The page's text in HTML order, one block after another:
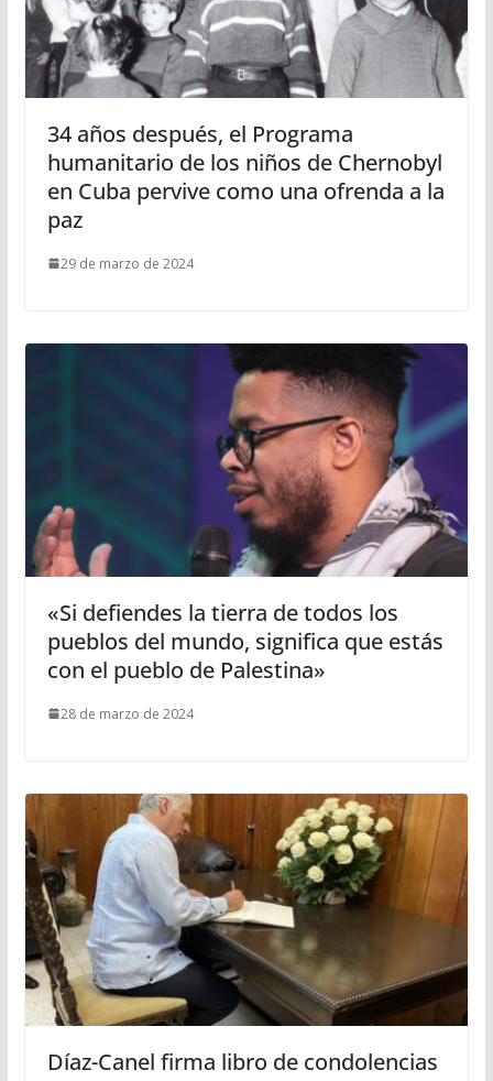
34 años después, el Programa
humanitario de los niños de Chernobyl
en Cuba pervive como una ofrenda a la
paz
29 de marzo de 2024
«Si defiendes la tierra de todos los
pueblos del mundo, significa que estás
con el pueblo de Palestina»
28 de marzo de 2024
Díaz-Canel firma libro de condolencias